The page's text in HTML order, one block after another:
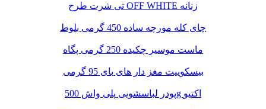
تی شرت طرح OFF WHITE زنانه
چای کله مورچه ساده 450 گرمی بلوط
ماست موسیر چکیده 250 گرمی پگاه
بیسکوییت مغز دار های بای 95 گرمی
پودر لباسشویی پلی واش 500g اکتیو